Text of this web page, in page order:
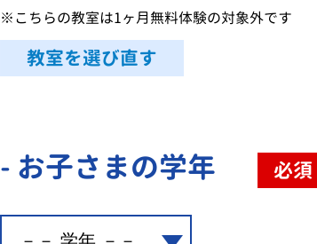
※こちらの教室は1ヶ月無料体験の対象外です
教室を選び直す
- お子さまの学年 必須